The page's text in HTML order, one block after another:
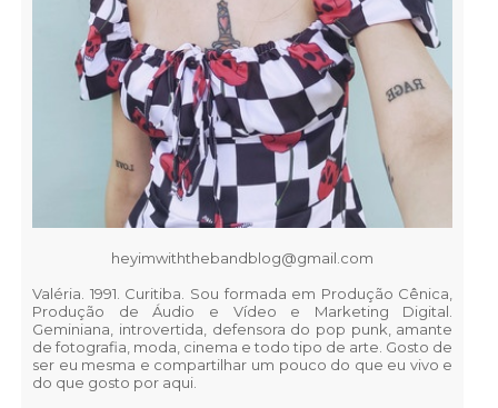
heyimwiththebandblog@gmail.com
Valéria. 1991. Curitiba. Sou formada em Produção Cênica,
Produção de Áudio e Vídeo e Marketing Digital.
Geminiana, introvertida, defensora do pop punk, amante
de fotografia, moda, cinema e todo tipo de arte. Gosto de
ser eu mesma e compartilhar um pouco do que eu vivo e
do que gosto por aqui.